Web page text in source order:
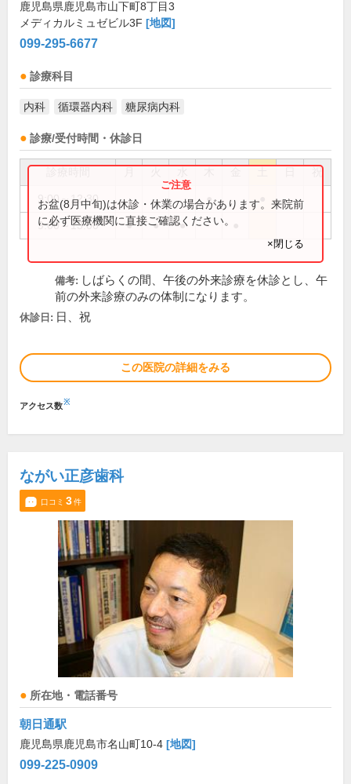
鹿児島県鹿児島市山下町8丁目3
メディカルミュゼビル3F [地図]
099-295-6677
診療科目
内科 循環器内科 糖尿病内科
診療/受付時間・休診日
祝
9:00～12:30 ●
9:00～13:00 ● ● ●
お盆(8月中旬)は休診・休業の場合があります。来院前
に必ず医療機関に直接ご確認ください。
×閉じる
備考: しばらくの間、午後の外来診療を休診とし、午
前の外来診療のみの体制になります。
休診日: 日、祝
この医院の詳細をみる
アクセス数※
ながい正彦歯科
口コミ 3件
所在地・電話番号
朝日通駅
鹿児島県鹿児島市名山町10-4 [地図]
099-225-0909